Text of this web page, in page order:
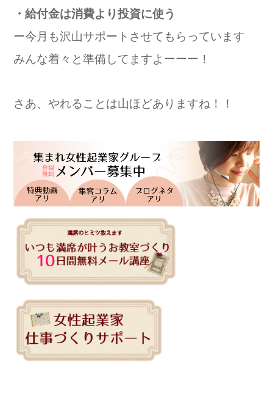
・給付金は消費より投資に使う
ー今月も沢山サポートさせてもらっています
みんな着々と準備してますよーーー！
さあ、やれることは山ほどありますね！！